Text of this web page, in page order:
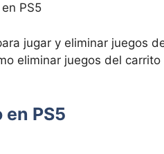
PS5
jugar​ y eliminar juegos
eliminar‌ juegos del carrito‍
PS5